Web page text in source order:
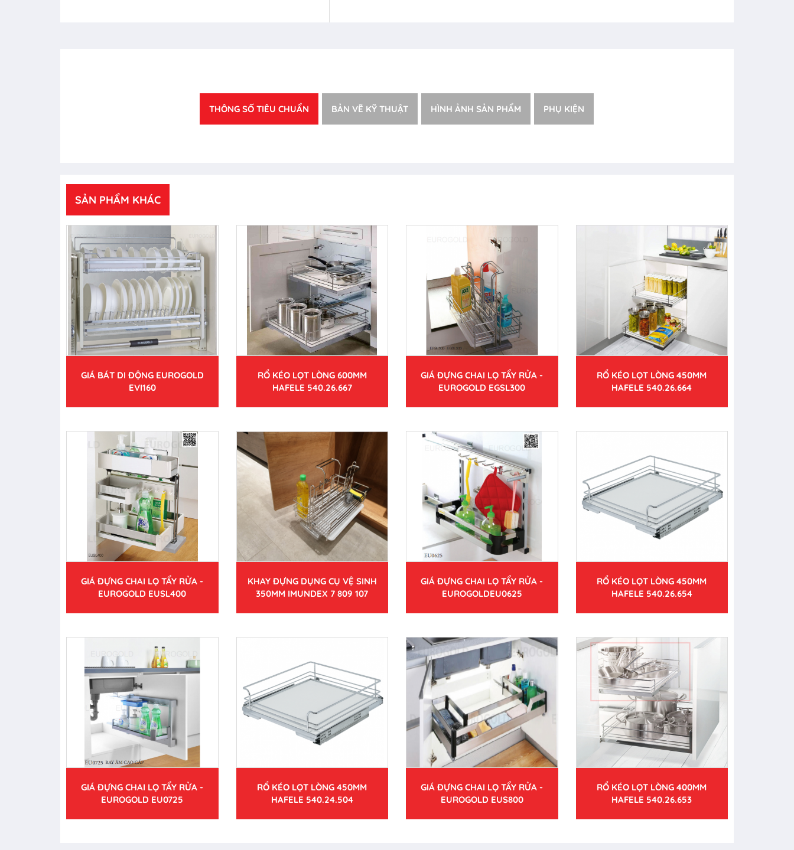
THÔNG SỐ TIÊU CHUẨN BẢN VẼ KỸ THUẬT HÌNH ẢNH SẢN PHẨM PHỤ KIỆN
SẢN PHẨM KHÁC
GIÁ BÁT DI ĐỘNG EUROGOLD
EVI160
RỔ KÉO LỌT LÒNG 600MM
HAFELE 540.26.667
GIÁ ĐỰNG CHAI LỌ TẨY RỬA -
EUROGOLD EGSL300
RỔ KÉO LỌT LÒNG 450MM
HAFELE 540.26.664
GIÁ ĐỰNG CHAI LỌ TẨY RỬA -
EUROGOLD EUSL400
KHAY ĐỰNG DỤNG CỤ VỆ SINH
350MM IMUNDEX 7 809 107
GIÁ ĐỰNG CHAI LỌ TẨY RỬA -
EUROGOLDEU0625
RỔ KÉO LỌT LÒNG 450MM
HAFELE 540.26.654
GIÁ ĐỰNG CHAI LỌ TẨY RỬA -
EUROGOLD EU0725
RỔ KÉO LỌT LÒNG 450MM
HAFELE 540.24.504
GIÁ ĐỰNG CHAI LỌ TẨY RỬA -
EUROGOLD EUS800
RỔ KÉO LỌT LÒNG 400MM
HAFELE 540.26.653